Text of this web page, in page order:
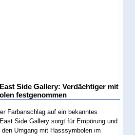
Side Gallery: Verdächtiger mit
festgenommen
Farbanschlag auf ein bekanntes
Side Gallery sorgt für Empörung und
Umgang mit Hasssymbolen im